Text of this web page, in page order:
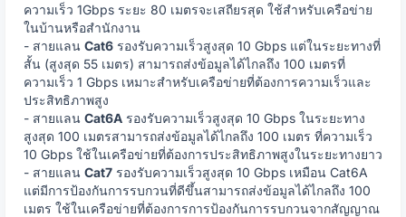
ความเร็ว 1Gbps ระยะ 80 เมตรจะเสถียรสุด ใช้สำหรับเครือข่าย
ในบ้านหรือสำนักงาน
- สายแลน Cat6 รองรับความเร็วสูงสุด 10 Gbps แต่ในระยะทางที่
สั้น (สูงสุด 55 เมตร) สามารถส่งข้อมูลได้ไกลถึง 100 เมตรที่
ความเร็ว 1 Gbps เหมาะสำหรับเครือข่ายที่ต้องการความเร็วและ
ประสิทธิภาพสูง
- สายแลน Cat6A รองรับความเร็วสูงสุด 10 Gbps ในระยะทาง
สูงสุด 100 เมตรสามารถส่งข้อมูลได้ไกลถึง 100 เมตร ที่ความเร็ว
10 Gbps ใช้ในเครือข่ายที่ต้องการประสิทธิภาพสูงในระยะทางยาว
- สายแลน Cat7 รองรับความเร็วสูงสุด 10 Gbps เหมือน Cat6A
แต่มีการป้องกันการรบกวนที่ดีขึ้นสามารถส่งข้อมูลได้ไกลถึง 100
เมตร ใช้ในเครือข่ายที่ต้องการการป้องกันการรบกวนจากสัญญาณ